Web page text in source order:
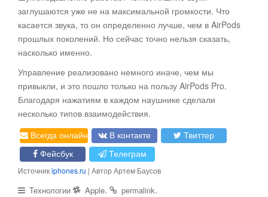
заглушаются уже не на максимальной громкости. Что
касается звука, то он определенно лучше, чем в AirPods
прошлых поколений. Но сейчас точно нельзя сказать,
насколько именно.
Управление реализовано немного иначе, чем мы
привыкли, и это пошло только на пользу AirPods Pro.
Благодаря нажатиям в каждом наушнике сделали
несколько типов взаимодействия.
Всегда онлайн
В контакте
Твиттер
Фейсбук
Телеграм
Источникiphones.ru | Автор Артем Баусов
Технологии Apple. permalink.